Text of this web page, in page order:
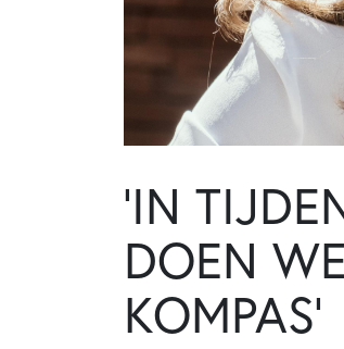
‘IN
DOEN
KOMPAS’